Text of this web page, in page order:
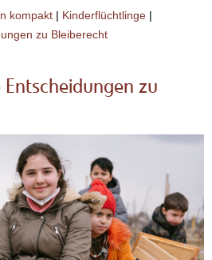
kompakt | Kinderflüchtlinge |
zu Bleiberecht
zu